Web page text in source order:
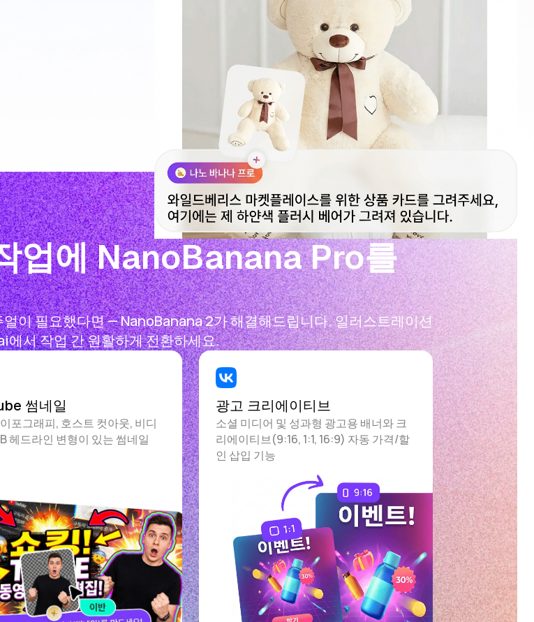
업에 NanoBanana Pro를
이 필요했다면 — NanoBanana 2가 해결해드립니다. 일러스트레이션
서 작업 간 원활하게 전환하세요.
썸네일
포그래피, 호스트 컷아웃, 비디
헤드라인 변형이 있는 썸네일
광고 크리에이티브
소셜 미디어 및 성과형 광고용 배너와 크
리에이티브(9:16, 1:1, 16:9) 자동 가격/할
인 삽입 기능